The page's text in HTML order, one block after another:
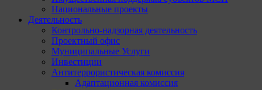
Национальные проекты
Деятельность
Контрольно-надзорная деятельность
Проектный офис
Муниципальные Услуги
Инвестиции
Антитеррористическая комиссия
Адаптационная комиссия